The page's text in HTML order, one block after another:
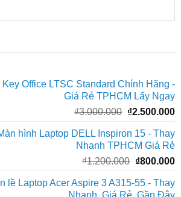
Key Office LTSC Standard Chính Hãng -
Giá Rẻ TPHCM Lấy Ngay
₫3.000.000 Giá
là:
₫3.000.000.
₫2.500.000
hình Laptop DELL Inspiron 15 - Thay
Nhanh TPHCM Giá Rẻ
₫1.200.000 Giá
là:
₫800.000
lề Laptop Acer Aspire 3 A315-55 - Thay
Nhanh, Giá Rẻ, Gần Đây